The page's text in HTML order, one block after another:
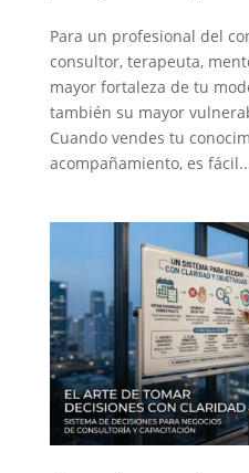
Para un profesional del
consultor, terapeuta,
mayor fortaleza de tu
también su mayor
Cuando vendes tu
acompañamiento, es